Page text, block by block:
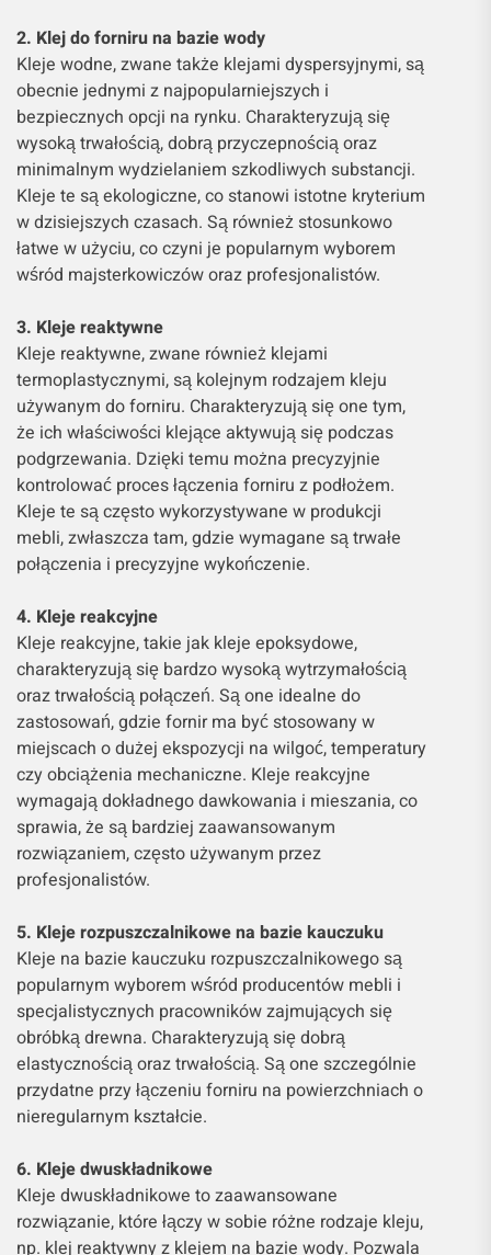
2. Klej do forniru na bazie wody
Kleje wodne, zwane także klejami dyspersyjnymi, są
obecnie jednymi z najpopularniejszych i
bezpiecznych opcji na rynku. Charakteryzują się
wysoką trwałością, dobrą przyczepnością oraz
minimalnym wydzielaniem szkodliwych substancji.
Kleje te są ekologiczne, co stanowi istotne kryterium
w dzisiejszych czasach. Są również stosunkowo
łatwe w użyciu, co czyni je popularnym wyborem
wśród majsterkowiczów oraz profesjonalistów.
3. Kleje reaktywne
Kleje reaktywne, zwane również klejami
termoplastycznymi, są kolejnym rodzajem kleju
używanym do forniru. Charakteryzują się one tym,
że ich właściwości klejące aktywują się podczas
podgrzewania. Dzięki temu można precyzyjnie
kontrolować proces łączenia forniru z podłożem.
Kleje te są często wykorzystywane w produkcji
mebli, zwłaszcza tam, gdzie wymagane są trwałe
połączenia i precyzyjne wykończenie.
4. Kleje reakcyjne
Kleje reakcyjne, takie jak kleje epoksydowe,
charakteryzują się bardzo wysoką wytrzymałością
oraz trwałością połączeń. Są one idealne do
zastosowań, gdzie fornir ma być stosowany w
miejscach o dużej ekspozycji na wilgoć, temperatury
czy obciążenia mechaniczne. Kleje reakcyjne
wymagają dokładnego dawkowania i mieszania, co
sprawia, że są bardziej zaawansowanym
rozwiązaniem, często używanym przez
profesjonalistów.
5. Kleje rozpuszczalnikowe na bazie kauczuku
Kleje na bazie kauczuku rozpuszczalnikowego są
popularnym wyborem wśród producentów mebli i
specjalistycznych pracowników zajmujących się
obróbką drewna. Charakteryzują się dobrą
elastycznością oraz trwałością. Są one szczególnie
przydatne przy łączeniu forniru na powierzchniach o
nieregularnym kształcie.
6. Kleje dwuskładnikowe
Kleje dwuskładnikowe to zaawansowane
rozwiązanie, które łączy w sobie różne rodzaje kleju,
np. klej reaktywny z klejem na bazie wody. Pozwala